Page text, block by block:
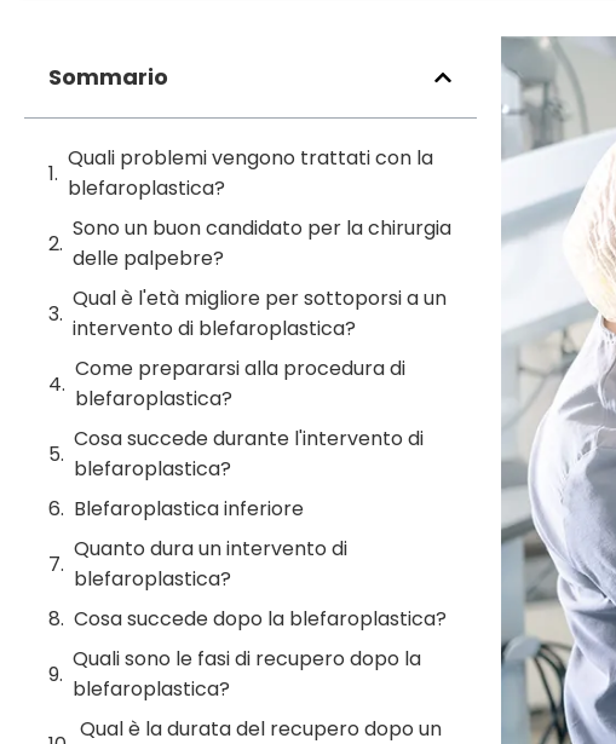
Sommario
Quali problemi vengono trattati con la
blefaroplastica?
Sono un buon candidato per la chirurgia
delle palpebre?
Qual è l'età migliore per sottoporsi a un
intervento di blefaroplastica?
Come prepararsi alla procedura di
blefaroplastica?
Cosa succede durante l'intervento di
blefaroplastica?
Blefaroplastica inferiore
Quanto dura un intervento di
blefaroplastica?
Cosa succede dopo la blefaroplastica?
Quali sono le fasi di recupero dopo la
blefaroplastica?
Qual è la durata del recupero dopo un